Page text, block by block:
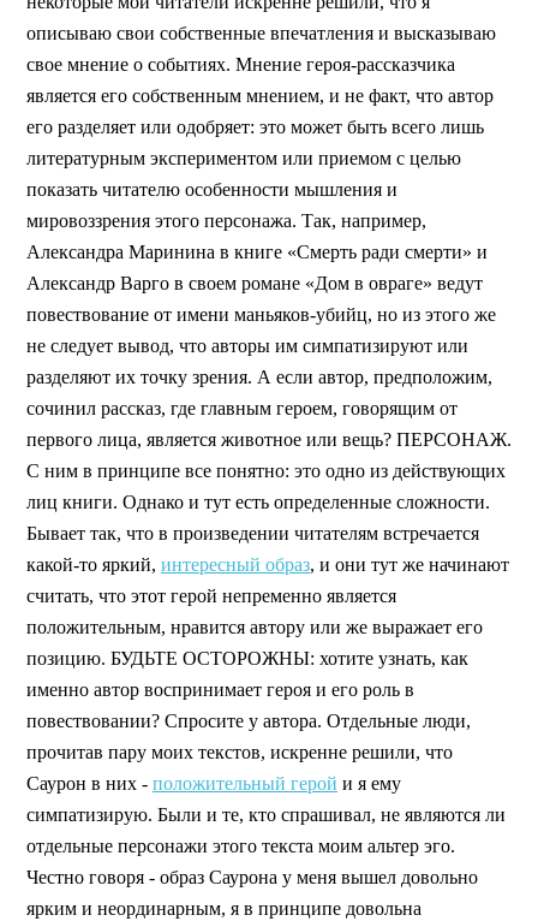
описываю свои собственные впечатления и высказываю
свое мнение о событиях. Мнение героя-рассказчика
является его собственным мнением, и не факт, что автор
его разделяет или одобряет: это может быть всего лишь
литературным экспериментом или приемом с целью
показать читателю особенности мышления и
мировоззрения этого персонажа. Так, например,
Александра Маринина в книге «Смерть ради смерти» и
Александр Варго в своем романе «Дом в овраге» ведут
повествование от имени маньяков-убийц, но из этого же
не следует вывод, что авторы им симпатизируют или
разделяют их точку зрения. А если автор, предположим,
сочинил рассказ, где главным героем, говорящим от
первого лица, является животное или вещь? ПЕРСОНАЖ.
С ним в принципе все понятно: это одно из действующих
лиц книги. Однако и тут есть определенные сложности.
Бывает так, что в произведении читателям встречается
какой-то яркий, интересный образ, и они тут же начинают
считать, что этот герой непременно является
положительным, нравится автору или же выражает его
позицию. БУДЬТЕ ОСТОРОЖНЫ: хотите узнать, как
именно автор воспринимает героя и его роль в
повествовании? Спросите у автора. Отдельные люди,
прочитав пару моих текстов, искренне решили, что
Саурон в них - положительный герой и я ему
симпатизирую. Были и те, кто спрашивал, не являются ли
отдельные персонажи этого текста моим альтер эго.
Честно говоря - образ Саурона у меня вышел довольно
ярким и неординарным, я в принципе довольна